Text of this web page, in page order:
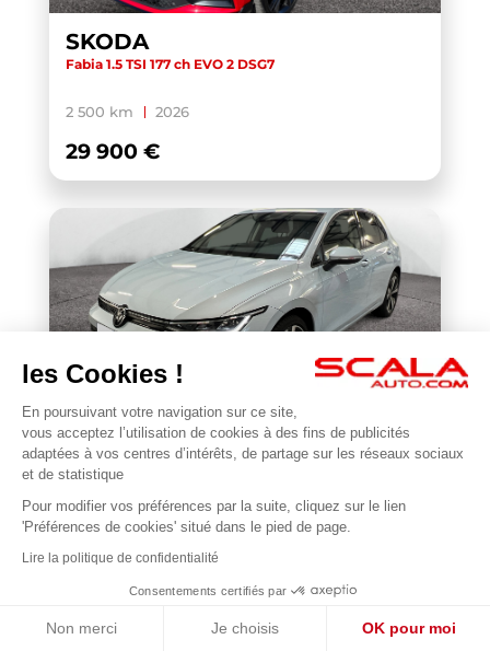
SKODA
Fabia 1.5 TSI 177 ch EVO 2 DSG7
2 500 km 2026
29 900 €
VOLKSWAGEN
Golf 1.5 eTSI EVO2 116 DSG7
19 906 km
27 990 €
les Cookies !
En poursuivant votre navigation sur ce site,
vous acceptez l’utilisation de cookies à des fins de publicités
adaptées à vos centres d’intérêts, de partage sur les réseaux sociaux
et de statistique
Pour modifier vos préférences par la suite, cliquez sur le lien
'Préférences de cookies' situé dans le pied de page.
Lire la politique de confidentialité
Consentements certifiés par
Non merci Je choisis OK pour moi